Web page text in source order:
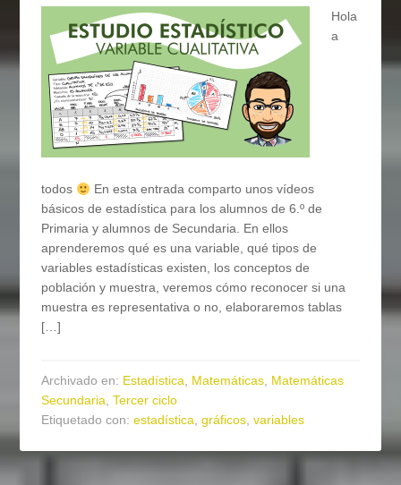
Hola
a
todos
En esta entrada comparto unos vídeos
básicos de estadística para los alumnos de 6.º de
Primaria y alumnos de Secundaria. En ellos
aprenderemos qué es una variable, qué tipos de
variables estadísticas existen, los conceptos de
población y muestra, veremos cómo reconocer si una
muestra es representativa o no, elaboraremos tablas
[…]
Archivado en: Estadística, Matemáticas, Matemáticas
Secundaria,Tercer ciclo
Etiquetado con:estadística,gráficos,variables